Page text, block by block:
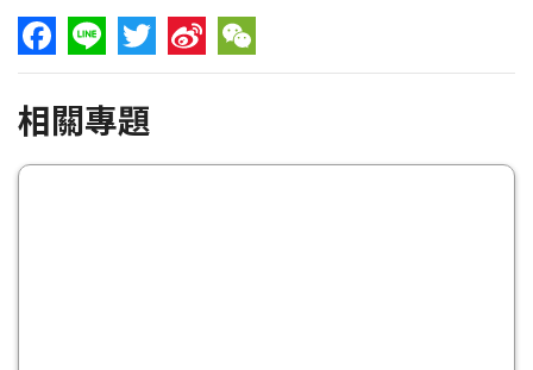
Facebook
Line TwitterSina WeChat
相關專題